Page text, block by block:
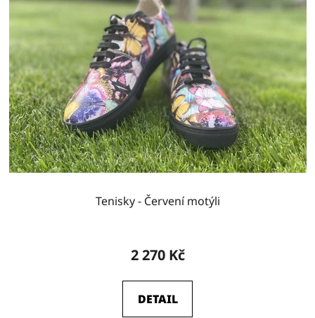
Tenisky - Červení motýli
2 270 Kč
DETAIL